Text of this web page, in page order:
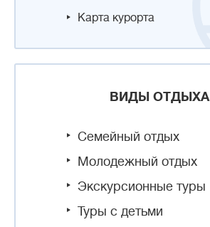
Карта курорта
ВИДЫ ОТДЫХА
Семейный отдых
Молодежный отдых
Экскурсионные туры
Туры с детьми